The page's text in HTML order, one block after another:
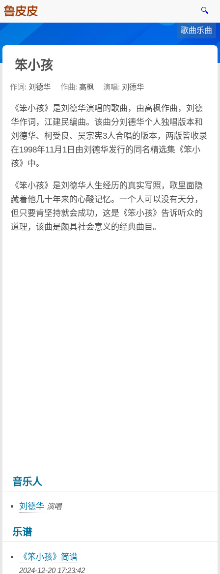
🔍
歌曲乐曲
笨小孩
作词: 刘德华 作曲: 高枫 演唱: 刘德华
《笨小孩》是刘德华演唱的歌曲，由高枫作曲，刘德
华作词，江建民编曲。该曲分刘德华个人独唱版本和
刘德华、柯受良、吴宗宪3人合唱的版本，两版皆收录
在1998年11月1日由刘德华发行的同名精选集《笨小
孩》中。
《笨小孩》是刘德华人生经历的真实写照，歌里面隐
藏着他几十年来的心酸记忆。一个人可以没有天分，
但只要肯坚持就会成功，这是《笨小孩》告诉听众的
道理，该曲是颇具社会意义的经典曲目。
音乐人
刘德华 演唱
乐谱
《笨小孩》简谱
2024-12-20 17:23:42